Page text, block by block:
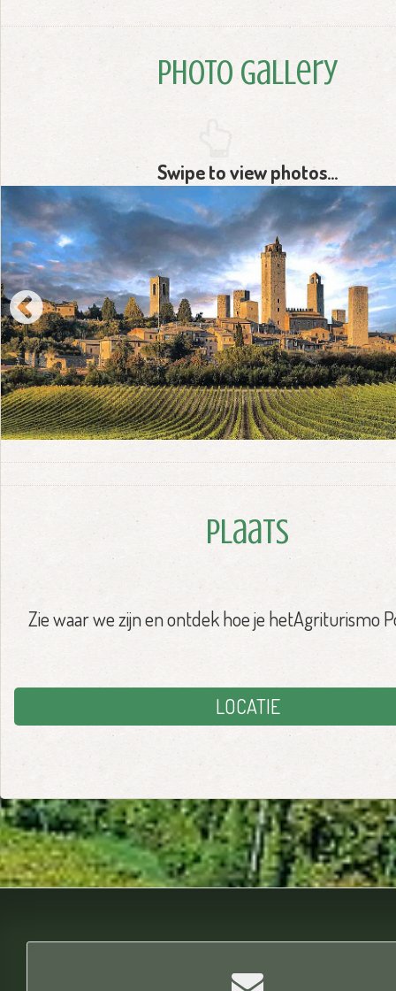
Photo Gallery
Swipe to view photos...
Plaats
Zie waar we zijn en ontdek hoe je hetAgriturismo
LOCATIE